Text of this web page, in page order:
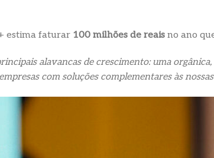
estima faturar 100 milhões de reais no ano
alavancas de crescimento: uma
com soluções complementares às nossas